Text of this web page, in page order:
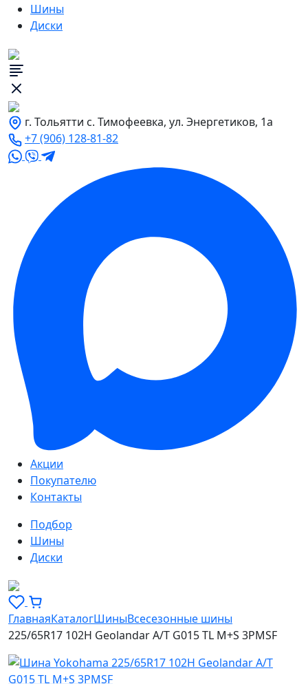
Шины
Диски
г. Тольятти с. Тимофеевка, ул. Энергетиков, 1а
+7 (906) 128-81-82
Акции
Покупателю
Контакты
Подбор
Шины
Диски
ГлавнаяКаталогШиныВсесезонные шины
225/65R17 102H Geolandar A/T G015 TL M+S 3PMSF